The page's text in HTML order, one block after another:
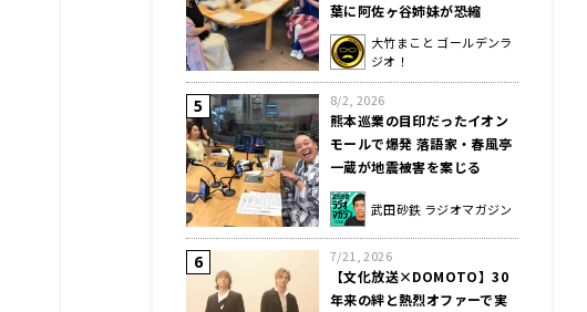
葉に阿佐ヶ谷姉妹が恐縮
大竹まこと ゴールデンラ
ジオ！
8/2, 2026
熊本巡業の目印だったイオン
モールで爆発 落語家・春風亭
一蔵が地震被害を案じる
武田砂鉄 ラジオマガジン
7/21, 2026
【文化放送×DOMOTO】30
年来の絆と熱烈オファーで実